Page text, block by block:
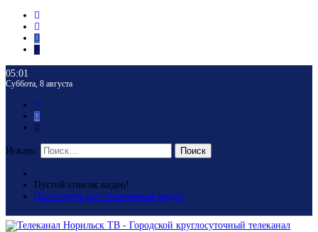
05:01
Суббота, 8 августа
Искать: Поиск
Пустой список видео!
Посмотреть все отложенные видео